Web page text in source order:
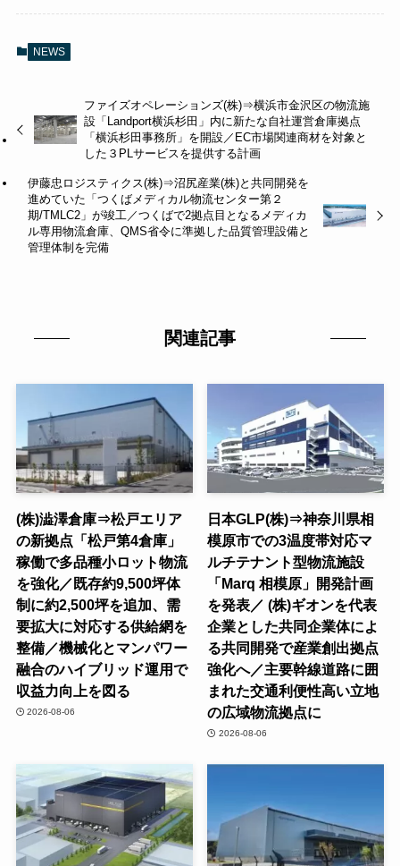
NEWS
ファイズオペレーションズ(株)⇒横浜市金沢区の物流施
設「Landport横浜杉田」内に新たな自社運営倉庫拠点
「横浜杉田事務所」を開設／EC市場関連商材を対象と
した３PLサービスを提供する計画
伊藤忠ロジスティクス(株)⇒沼尻産業(株)と共同開発を
進めていた「つくばメディカル物流センター第２
期/TMLC2」が竣工／つくばで2拠点目となるメディカ
ル専用物流倉庫、QMS省令に準拠した品質管理設備と
管理体制を完備
関連記事
(株)澁澤倉庫⇒松戸エリア
の新拠点「松戸第4倉庫」
稼働で多品種小ロット物流
を強化／既存約9,500坪体
制に約2,500坪を追加、需
要拡大に対応する供給網を
整備／機械化とマンパワー
融合のハイブリッド運用で
収益力向上を図る
2026-08-06
日本GLP(株)⇒神奈川県相
模原市での3温度帯対応マ
ルチテナント型物流施設
「Marq 相模原」開発計画
を発表／ (株)ギオンを代表
企業とした共同企業体によ
る共同開発で産業創出拠点
強化へ／主要幹線道路に囲
まれた交通利便性高い立地
の広域物流拠点に
2026-08-06